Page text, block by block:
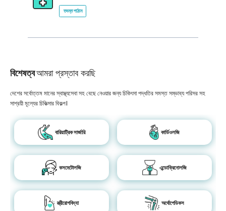
তদন্ত পাঠান
বিশেষত্বআমরা প্রস্তাব করছি
দেশের সর্বোত্তম মানের স্বাস্থ্যসেবা সহ বেছে নেওয়ার জন্য চিকিৎসা পদ্ধতির সমস্ত সম্ভাব্য পরিসর সহ
সাশ্রয়ী মূল্যের চিকিত্সার বিকল্প।
বারিয়াট্রিক সার্জারি কার্ডিওলজি
কসমেটোলজি এন্ডোক্রিনোলজি
স্ত্রীরোগবিদ্যা অর্থোপেডিকস